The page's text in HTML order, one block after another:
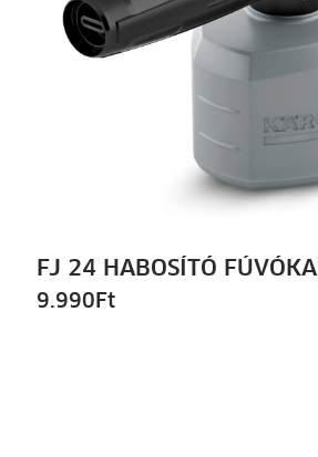
FJ 24 HABOSÍTÓ FÚVÓKA
9.990 Ft